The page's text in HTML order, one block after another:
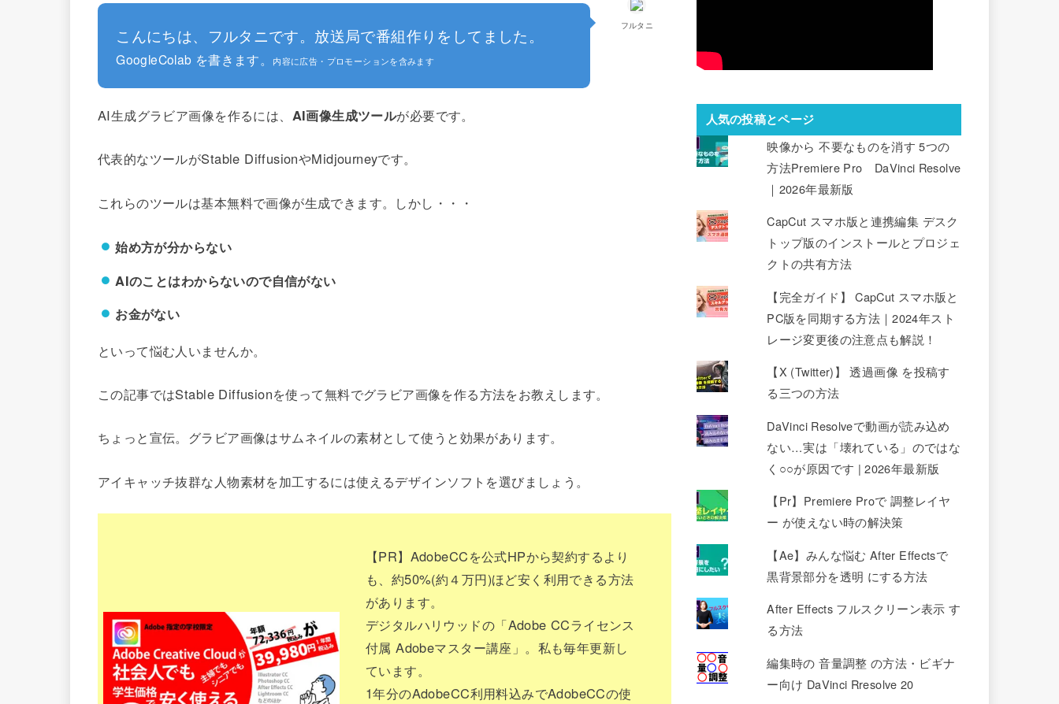
フルタニ
こんにちは、フルタニです。放送局で番組作りをしてました。
GoogleColab を書きます。 内容に広告・プロモーションを含みます
AI生成グラビア画像を作るには、 AI画像生成ツールが必要です。
代表的なツールがStable DiffusionやMidjourneyです。
これらのツールは基本無料で画像が生成できます。しかし・・・
始め方が分からない
AIのことはわからないので自信がない
お金がない
といって悩む人いませんか。
この記事ではStable Diffusionを使って無料でグラビア画像を作る方法をお教えします。
ちょっと宣伝。グラビア画像はサムネイルの素材として使うと効果があります。
アイキャッチ抜群な人物素材を加工するには使えるデザインソフトを選びましょう。
【PR】AdobeCCを公式HPから契約するより
も、約50%(約４万円)ほど安く利用できる方法
があります。
デジタルハリウッドの「Adobe CCライセンス
付属 Adobeマスター講座」。私も毎年更新し
ています。
1年分のAdobeCC利用料込みでAdobeCCの使
人気の投稿とページ
映像から 不要なものを消す 5つの
方法Premiere Pro DaVinci Resolve
｜2026年最新版
CapCut スマホ版と連携編集 デスク
トップ版のインストールとプロジェ
クトの共有方法
【完全ガイド】 CapCut スマホ版と
PC版を同期する方法｜2024年スト
レージ変更後の注意点も解説！
【X (Twitter)】 透過画像 を投稿す
る三つの方法
DaVinci Resolveで動画が読み込め
ない…実は「壊れている」のではな
く○○が原因です | 2026年最新版
【Pr】Premiere Proで 調整レイヤ
ー が使えない時の解決策
【Ae】みんな悩む After Effectsで
黒背景部分を透明 にする方法
After Effects フルスクリーン表示 す
る方法
編集時の 音量調整 の方法・ビギナ
ー向け DaVinci Rresolve 20